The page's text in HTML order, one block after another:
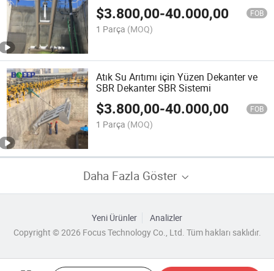
$3.800,00-40.000,00 FOB
1 Parça (MOQ)
Atık Su Arıtımı için Yüzen Dekanter ve
SBR Dekanter SBR Sistemi
$3.800,00-40.000,00 FOB
1 Parça (MOQ)
Daha Fazla Göster
Yeni Ürünler
Analizler
Copyright © 2026 Focus Technology Co., Ltd. Tüm hakları saklıdır.